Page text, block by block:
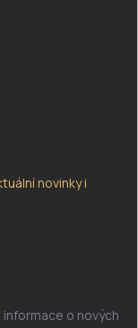
novinky i
o nových